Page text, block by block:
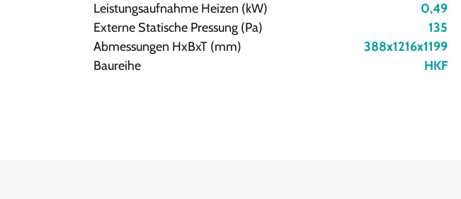
Leistungsaufnahme Heizen (kW)
0,49
Externe Statische Pressung (Pa)
135
Abmessungen HxBxT (mm)
388x1216x1199
Baureihe
HKF